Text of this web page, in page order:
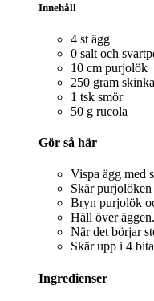
Innehåll
4 st ägg
0 salt och
10 cm purjolök
250 gram skinka
1 tsk smör
50 g rucola
Gör så här
Vispa ägg med
Skär
Bryn purjolök
Häll över äggen.
När det börjar
Skär upp i 4
Ingredienser